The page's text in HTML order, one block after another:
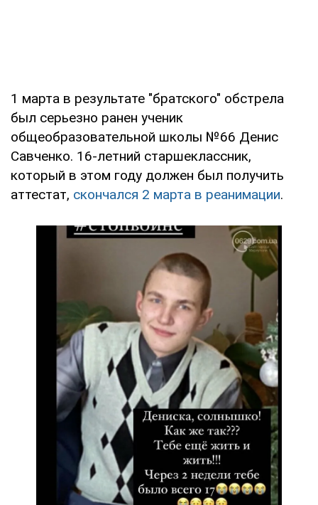
1 марта в результате "братского" обстрела
был серьезно ранен ученик
общеобразовательной школы №66 Денис
Савченко. 16-летний старшеклассник,
который в этом году должен был получить
аттестат, скончался 2 марта в реанимации.